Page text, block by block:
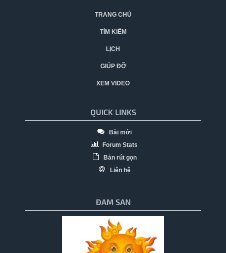
TRANG CHỦ
TÌM KIẾM
LỊCH
GIÚP ĐỠ
XEM VIDEO
QUICK LINKS
Bài mới
Forum Stats
Bản rút gọn
Liên hệ
ĐAM SAN